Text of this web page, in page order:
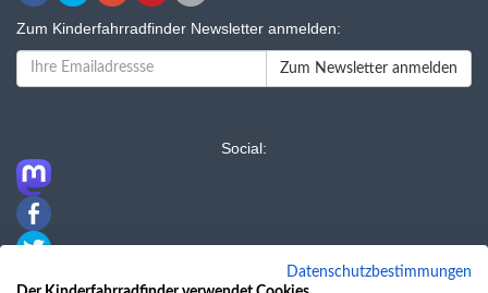
Zum Kinderfahrradfinder Newsletter anmelden:
Zum Newsletter anmelden
Social:
LINKS
Datenschutzbestimmungen